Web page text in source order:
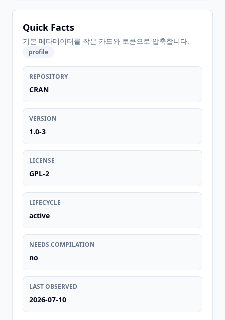
Quick Facts
기본 메타데이터를 작은 카드와 토큰으로 압축합니다.
profile
REPOSITORY
CRAN
VERSION
1.0-3
LICENSE
GPL-2
LIFECYCLE
active
NEEDS COMPILATION
no
LAST OBSERVED
2026-07-10